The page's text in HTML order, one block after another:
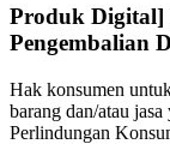
Produk Digital]
Pengembalian
Hak konsumen
barang dan/atau
Perlindungan